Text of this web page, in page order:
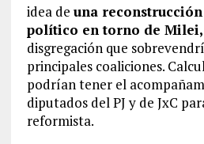
idea de una
político en torno de Milei,
disgregación que
principales coaliciones.
podrían tener el
diputados del PJ y de JxC
reformista.